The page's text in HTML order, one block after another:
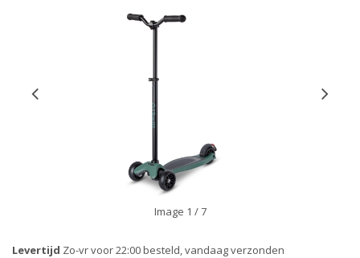
Image 1 / 7
Levertijd Zo-vr voor 22:00 besteld, vandaag verzonden